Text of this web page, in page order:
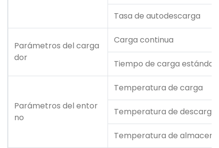
Tasa de autodescarga
Parámetros del carga
dor
Carga continua
Tiempo de carga estándar
Parámetros del entor
no
Temperatura de carga
Temperatura de descarga
Temperatura de